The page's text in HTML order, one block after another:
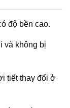
độ bền cao.
và không bị
tiết thay đổi ở